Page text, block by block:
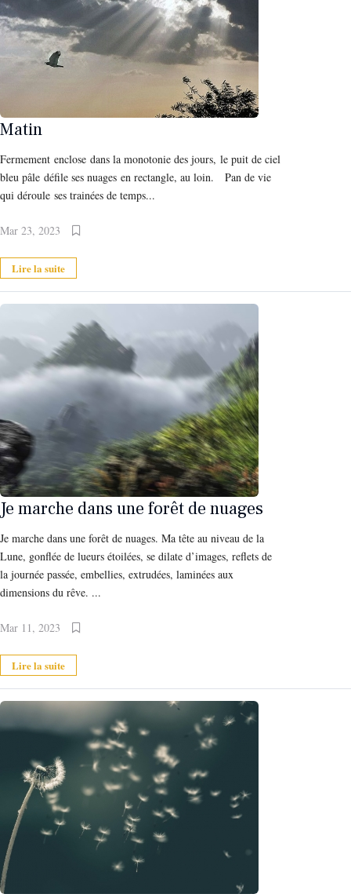
Matin
Fermement enclose dans la monotonie des jours, le puit de ciel
bleu pâle défile ses nuages en rectangle, au loin. Pan de vie
qui déroule ses trainées de temps...
Mar 23, 2023
Lire la suite
Je marche dans une forêt de nuages
Je marche dans une forêt de nuages. Ma tête au niveau de la
Lune, gonflée de lueurs étoilées, se dilate d’images, reflets de
la journée passée, embellies, extrudées, laminées aux
dimensions du rêve. ...
Mar 11, 2023
Lire la suite